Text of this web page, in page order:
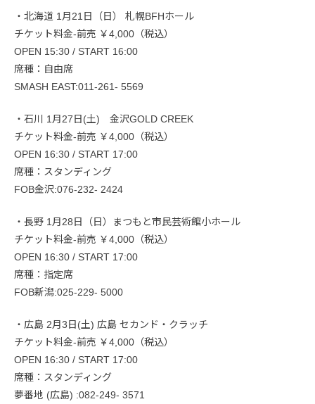
・北海道 1月21日（日） 札幌BFHホール
チケット料金-前売 ￥4,000（税込）
OPEN 15:30 / START 16:00
席種：自由席
SMASH EAST:011-261- 5569
・石川 1月27日(土) 金沢GOLD CREEK
チケット料金-前売 ￥4,000（税込）
OPEN 16:30 / START 17:00
席種：スタンディング
FOB金沢:076-232- 2424
・長野 1月28日（日）まつもと市民芸術館小ホール
チケット料金-前売 ￥4,000（税込）
OPEN 16:30 / START 17:00
席種：指定席
FOB新潟:025-229- 5000
・広島 2月3日(土) 広島 セカンド・クラッチ
チケット料金-前売 ￥4,000（税込）
OPEN 16:30 / START 17:00
席種：スタンディング
夢番地 (広島) :082-249- 3571